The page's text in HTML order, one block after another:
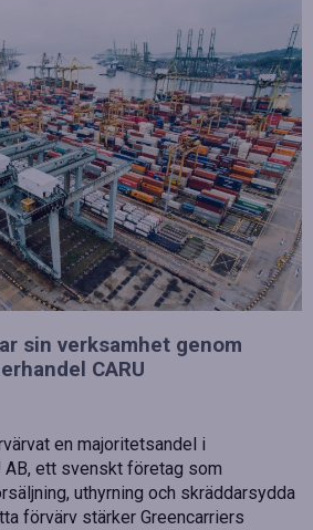
sin verksamhet genom
CARU
en majoritetsandel i
AB, ett svenskt företag som
uthyrning och skräddarsydda
förvärv stärker Greencarriers